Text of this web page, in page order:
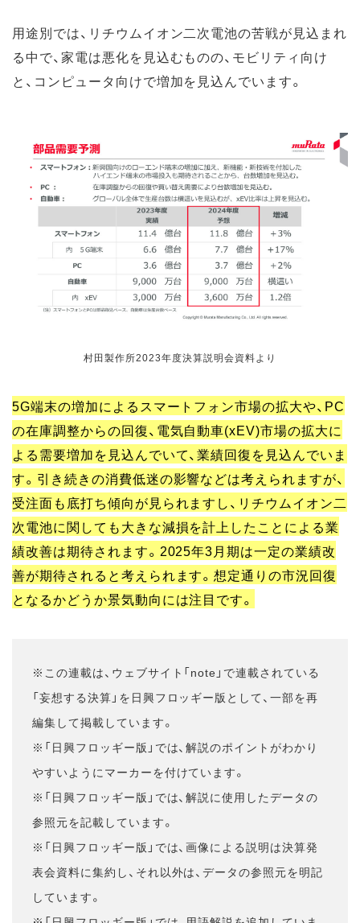
用途別では、リチウムイオン二次電池の苦戦が見込まれ
る中で、家電は悪化を見込むものの、モビリティ向け
と、コンピュータ向けで増加を見込んでいます。
村田製作所2023年度決算説明会資料より
5G端末の増加によるスマートフォン市場の拡大や、PC
の在庫調整からの回復、電気自動車(xEV)市場の拡大に
よる需要増加を見込んでいて、業績回復を見込んでいま
す。引き続きの消費低迷の影響などは考えられますが、
受注面も底打ち傾向が見られますし、リチウムイオン二
次電池に関しても大きな減損を計上したことによる業
績改善は期待されます。2025年3月期は一定の業績改
善が期待されると考えられます。想定通りの市況回復
となるかどうか景気動向には注目です。
※この連載は、ウェブサイト「note」で連載されている
「妄想する決算」を日興フロッギー版として、一部を再
編集して掲載しています。
※「日興フロッギー版」では、解説のポイントがわかり
やすいようにマーカーを付けています。
※「日興フロッギー版」では、解説に使用したデータの
参照元を記載しています。
※「日興フロッギー版」では、画像による説明は決算発
表会資料に集約し、それ以外は、データの参照元を明記
しています。